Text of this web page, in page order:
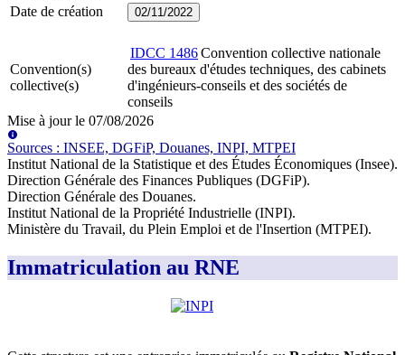
Date de création 02/11/2022
Convention(s)
collective(s)
IDCC 1486Convention collective nationale
des bureaux d'études techniques, des cabinets
d'ingénieurs-conseils et des sociétés de
conseils
Mise à jour le 07/08/2026
Sources : INSEE, DGFiP, Douanes, INPI, MTPEI
Institut National de la Statistique et des Études Économiques (Insee).
Direction Générale des Finances Publiques (DGFiP).
Direction Générale des Douanes.
Institut National de la Propriété Industrielle (INPI).
Ministère du Travail, du Plein Emploi et de l'Insertion (MTPEI).
Immatriculation au RNE